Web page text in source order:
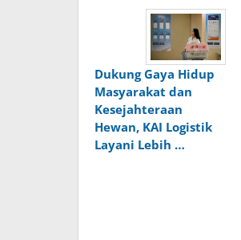
Dukung Gaya Hidup
Masyarakat dan
Kesejahteraan
Hewan, KAI Logistik
Layani Lebih …